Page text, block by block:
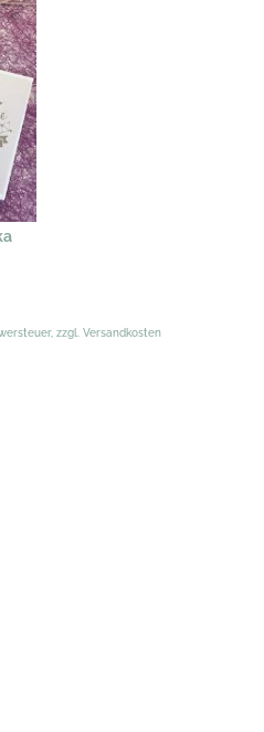
zzgl. Versandkosten